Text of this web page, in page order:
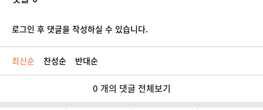
로그인 후 댓글을 작성하실 수 있습니다.
최신순 찬성순 반대순
0 개의 댓글 전체보기